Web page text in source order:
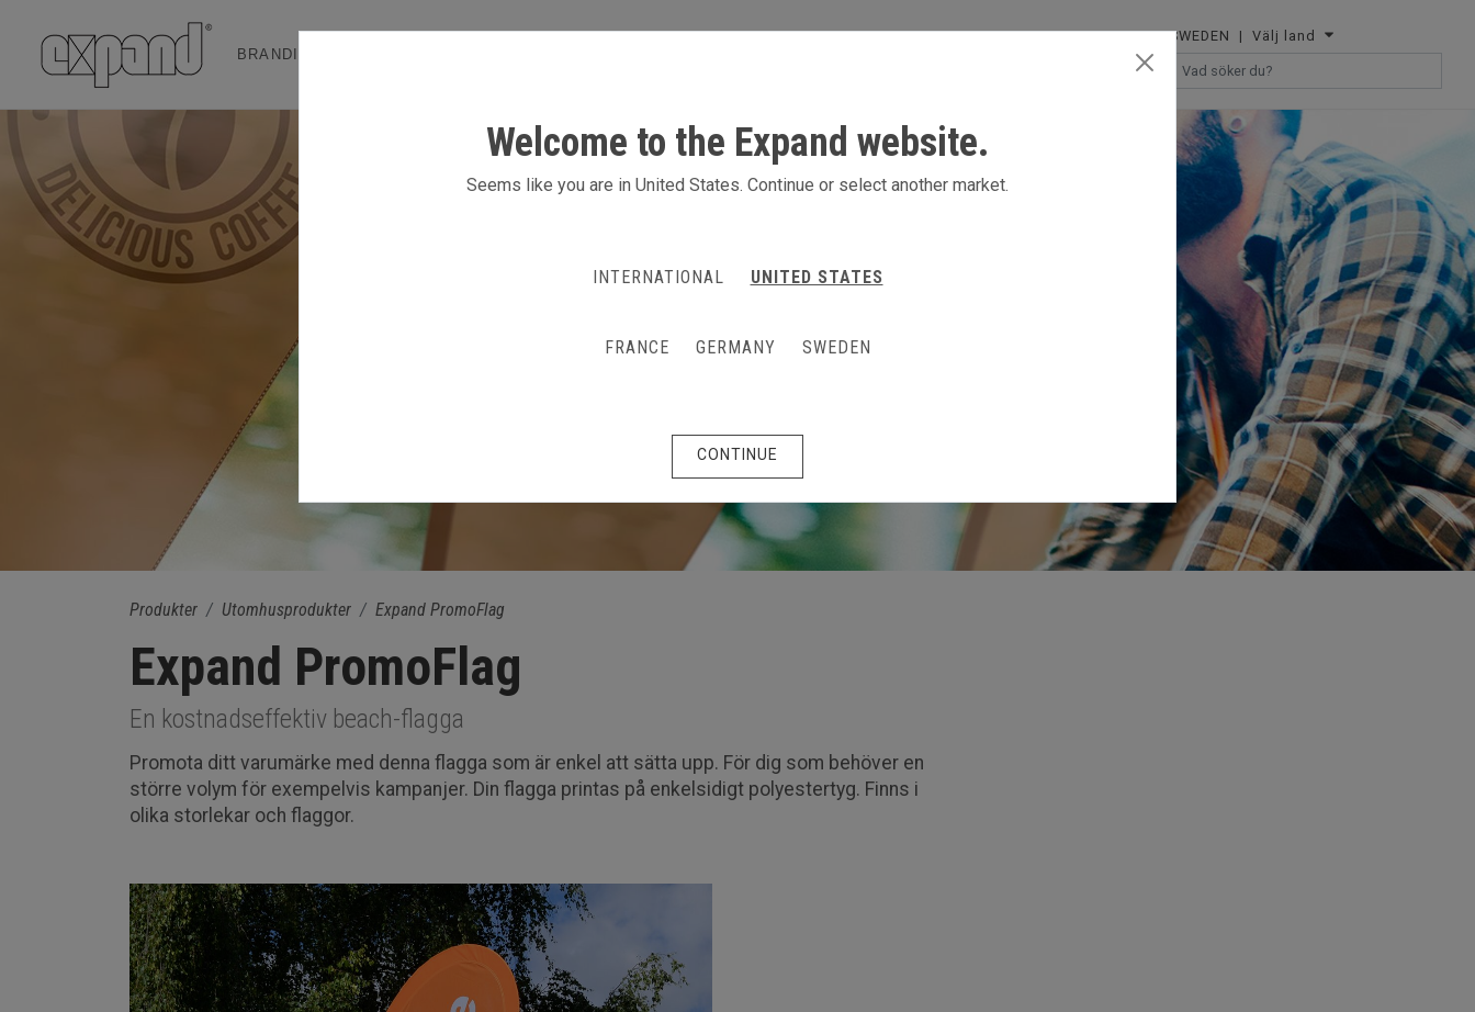
BRANDING & EVENT SOLUTIONS
SWEDEN | Välj land
Produkter Utomhusprodukter Expand PromoFlag
Expand PromoFlag
En kostnadseffektiv beach-flagga
Promota ditt varumärke med denna flagga som är enkel att sätta upp. För dig som behöver en
större volym för exempelvis kampanjer. Din flagga printas på enkelsidigt polyestertyg. Finns i
olika storlekar och flaggor.
Welcome to the Expand website.
Seems like you are in United States. Continue or select another market.
INTERNATIONAL UNITED STATES
FRANCE GERMANY SWEDEN
CONTINUE